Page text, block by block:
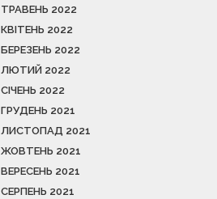
ТРАВЕНЬ 2022
КВІТЕНЬ 2022
БЕРЕЗЕНЬ 2022
ЛЮТИЙ 2022
СІЧЕНЬ 2022
ГРУДЕНЬ 2021
ЛИСТОПАД 2021
ЖОВТЕНЬ 2021
ВЕРЕСЕНЬ 2021
СЕРПЕНЬ 2021